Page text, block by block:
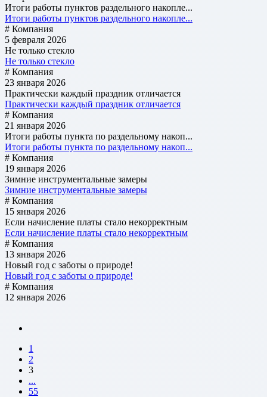
Итоги работы пунктов раздельного накопле...
Итоги работы пунктов раздельного накопле...
# Компания
5 февраля 2026
Не только стекло
Не только стекло
# Компания
23 января 2026
Практически каждый праздник отличается
Практически каждый праздник отличается
# Компания
21 января 2026
Итоги работы пункта по раздельному накоп...
Итоги работы пункта по раздельному накоп...
# Компания
19 января 2026
Зимние инструментальные замеры
Зимние инструментальные замеры
# Компания
15 января 2026
Если начисление платы стало некорректным
Если начисление платы стало некорректным
# Компания
13 января 2026
Новый год с заботы о природе!
Новый год с заботы о природе!
# Компания
12 января 2026
1
2
3
...
55